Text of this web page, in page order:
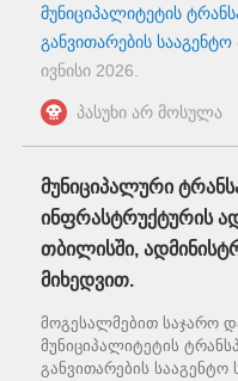
მუნიციპალიტეტის
განვითარების სააგენტო
ივნისი 2026
პასუხი არ მოსულა
მუნიციპალური
ინფრასტრუქტურის
თბილისში,
მიხედვით.
მოგესალმებით საჯარო
მუნიციპალიტეტის
განვითარების სააგენტო